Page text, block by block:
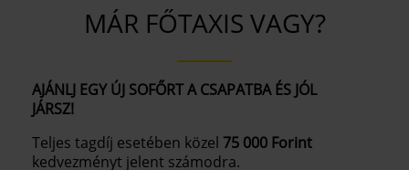
MÁR FŐTAXIS VAGY?
AJÁNLJ EGY ÚJ SOFŐRT A CSAPATBA ÉS JÓL
JÁRSZ!
Teljes tagdíj esetében közel 75 000 Forint
kedvezményt jelent számodra.